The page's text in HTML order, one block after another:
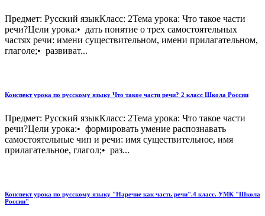
Предмет: Русский языкКласс: 2Тема урока: Что такое части
речи?Цели урока:• дать понятие о трех самостоятельных
частях речи: имени существительном, имени прилагательном,
глаголе;• раз­виват...
Конспект урока по русскому языку Что такое части речи? 2 класс Школа России
Предмет: Русский языкКласс: 2Тема урока: Что такое части
речи?Цели урока:• формировать умение распознавать
самостоятельные чип и речи: имя существительное, имя
прилагательное, глагол;• раз...
Конспект урока по русскому языку "Наречие как часть речи".4 класс. УМК "Школа
России"